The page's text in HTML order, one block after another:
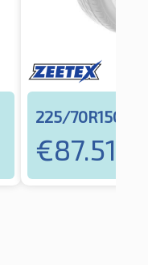
225/70R15C
€87.51